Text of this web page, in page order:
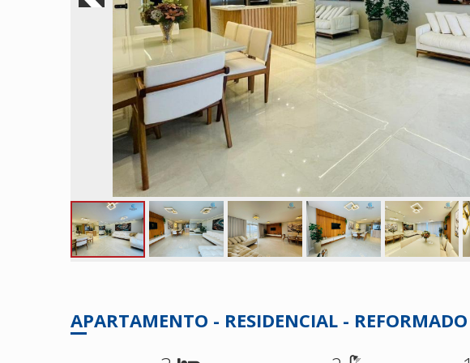
APARTAMENTO - RESIDENCIAL - REFORMADO